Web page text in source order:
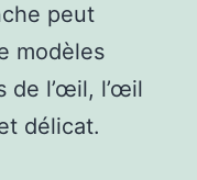
peut
modèles
de l’œil, l’œil
délicat.